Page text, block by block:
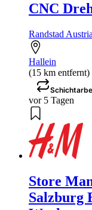
CNC
Randstad Austria
Hallein
(15 km entfernt)
vor 5 Tagen
Store
Salzburg